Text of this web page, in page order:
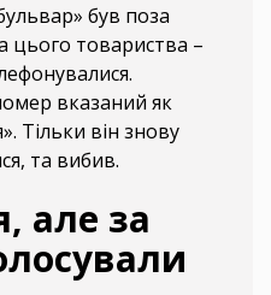
був поза
цього товариства –
вказаний як
Тільки він знову
та вибив.
але за